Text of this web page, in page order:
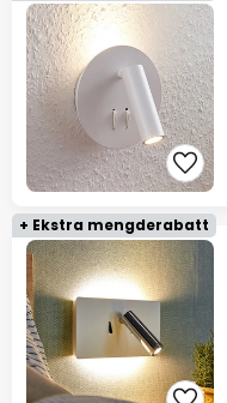
+ Ekstra mengderabatt